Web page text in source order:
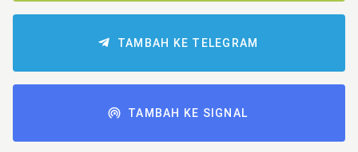
TAMBAH KE TELEGRAM
TAMBAH KE SIGNAL